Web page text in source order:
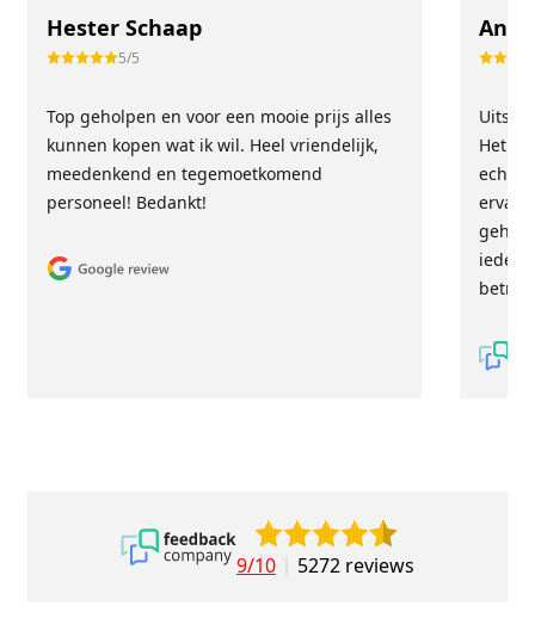
Hester Schaap
5/5
Top geholpen en voor een mooie prijs alles
kunnen kopen wat ik wil. Heel vriendelijk,
meedenkend en tegemoetkomend
personeel! Bedankt!
Het
echt
9/10 5272 reviews